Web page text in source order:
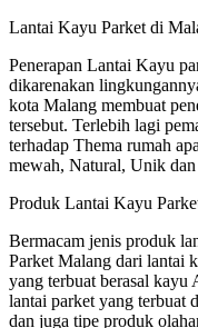
Lantai Kayu Parket di
Penerapan Lantai Kayu
dikarenakan
kota Malang membuat
tersebut. Terlebih lagi
terhadap Thema rumah
mewah, Natural, Unik dan
Produk Lantai Kayu
Bermacam jenis produk
Parket Malang dari lantai
yang terbuat berasal kayu
lantai parket yang terbuat
dan juga tipe produk